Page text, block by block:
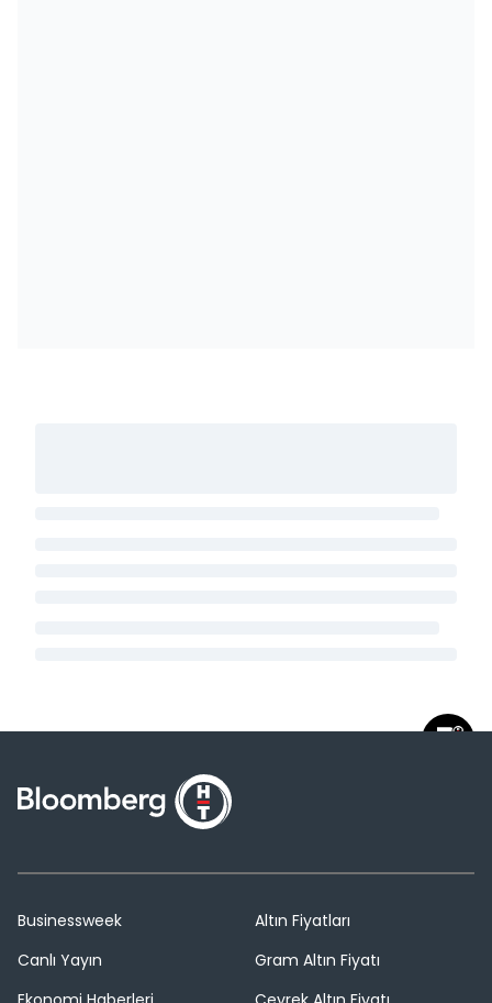
Businessweek
Canlı Yayın
Altın Fiyatları
Gram Altın Fiyatı